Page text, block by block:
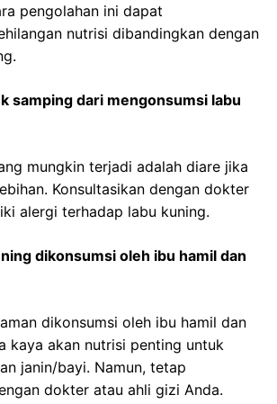
pengolahan ini dapat
nutrisi dibandingkan dengan
samping dari mengonsumsi labu
mungkin terjadi adalah diare jika
Konsultasikan dengan dokter
alergi terhadap labu kuning.
dikonsumsi oleh ibu hamil dan
dikonsumsi oleh ibu hamil dan
kaya akan nutrisi penting untuk
janin/bayi. Namun, tetap
dokter atau ahli gizi Anda.